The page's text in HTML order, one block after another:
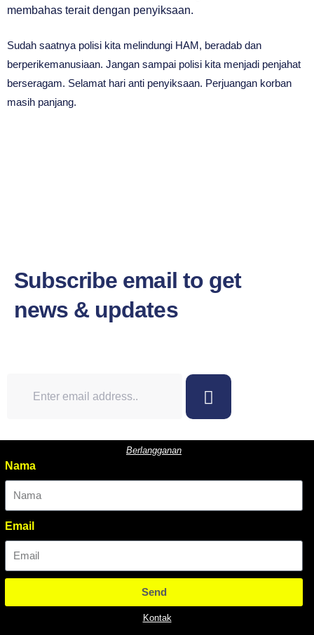
membahas terait dengan penyiksaan.
Sudah saatnya polisi kita melindungi HAM, beradab dan
berperikemanusiaan. Jangan sampai polisi kita menjadi penjahat
berseragam. Selamat hari anti penyiksaan. Perjuangan korban
masih panjang.
Subscribe email to get
news & updates
Berlangganan
Nama
Email
Send
Kontak